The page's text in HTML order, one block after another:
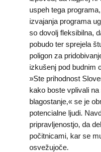
uspeh tega
izvajanja programa
so dovolj fleksibilna,
pobudo ter sprejela
poligon za
izkušenj pod budnim
»Ste prihodnost
kako boste vplivali
blagostanje,« se je
potencialne ljudi.
pripravljenostjo, da
počitnicami, kar se
osvežujoče.